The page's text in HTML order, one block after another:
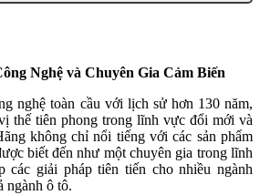
Nghệ và Chuyên Gia Cảm Biến
nghệ toàn cầu với lịch sử hơn 130 năm,
thế tiên phong trong lĩnh vực đổi mới và
không chỉ nổi tiếng với các sản phẩm
biết đến như một chuyên gia trong lĩnh
các giải pháp tiên tiến cho nhiều ngành
ngành ô tô.